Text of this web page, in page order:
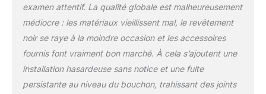
adaptable pour un
montage par le haut, un
une installation sous
plan, garantissant qu'il
s'intègre parfaitement
dans n'importe quelle
examen attentif. La qualité globale est malheureusement
médiocre : les matériaux vieillissent mal, le revêtement
noir se raye à la moindre occasion et les accessoires
fournis font vraiment bon marché. À cela s’ajoutent une
installation hasardeuse sans notice et une fuite
persistante au niveau du bouchon, trahissant des joints